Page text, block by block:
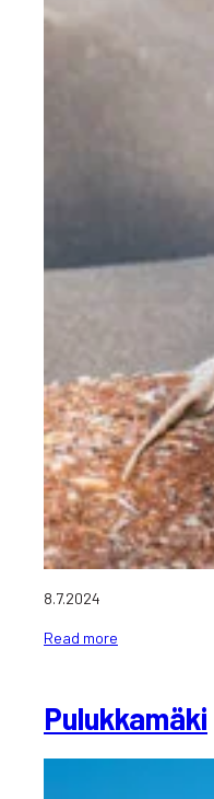
8.7.2024
Read more
Pulukkamäki